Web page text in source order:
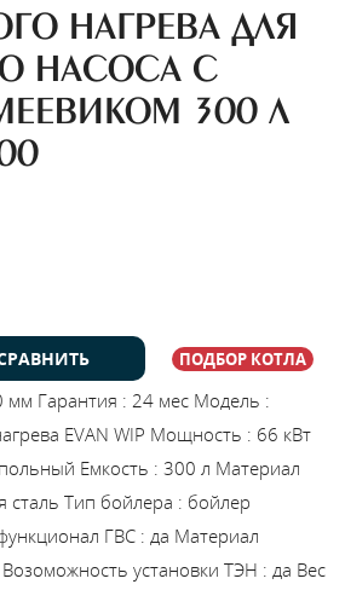
НАГРЕВА ДЛЯ
НАСОСА С
300 Л
ПОДБОР КОТЛА
мм Гарантия : 24 мес Модель :
EVAN WIP Мощность : 66 кВт
Емкость : 300 л Материал
сталь Тип бойлера : бойлер
ГВС : да Материал
Возоможность установки ТЭН : да Вес